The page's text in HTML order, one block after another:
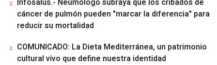
Infosalus.- Neumólogo subraya que los cribados de
cáncer de pulmón pueden "marcar la diferencia" para
reducir su mortalidad
COMUNICADO: La Dieta Mediterránea, un patrimonio
cultural vivo que define nuestra identidad